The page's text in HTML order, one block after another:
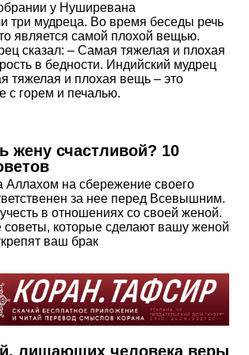
у Нуширевана
три мудреца. Во время беседы речь
является самой плохой вещью.
сказал: – Самая тяжелая и плохая
в бедности. Индийский мудрец
тяжелая и плохая вещь – это
с горем и печалью.
жену счастливой? 10
на сбережение своего
за нее перед Всевышним.
в отношениях со своей женой.
советы, которые сделают вашу женой
ваш брак
лишающих человека веры